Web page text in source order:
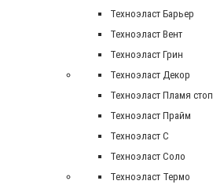
Техноэласт Барьер
Техноэласт Вент
Техноэласт Грин
Техноэласт Декор
Техноэласт Пламя стоп
Техноэласт Прайм
Техноэласт С
Техноэласт Соло
Техноэласт Термо